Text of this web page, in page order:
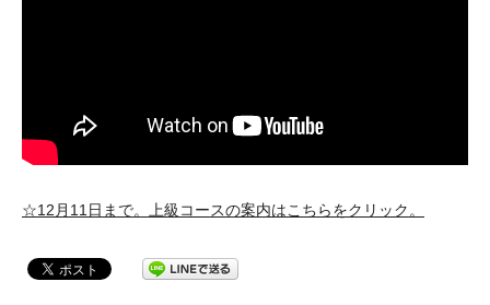
☆12月11日まで。上級コースの案内はこちらをクリック。